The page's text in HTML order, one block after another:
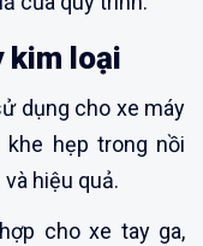
kim loại
dụng cho xe máy
hẹp trong nồi
hiệu quả.
cho xe tay ga,